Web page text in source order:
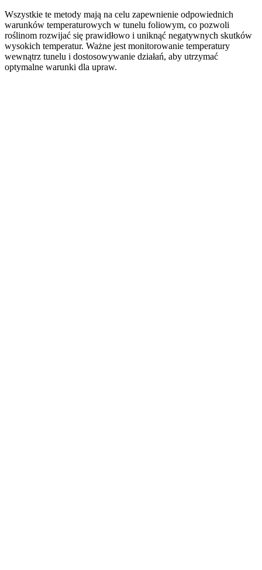
Wszystkie te metody mają na celu zapewnienie odpowiednich
warunków temperaturowych w tunelu foliowym, co pozwoli
roślinom rozwijać się prawidłowo i uniknąć negatywnych skutków
wysokich temperatur. Ważne jest monitorowanie temperatury
wewnątrz tunelu i dostosowywanie działań, aby utrzymać
optymalne warunki dla upraw.